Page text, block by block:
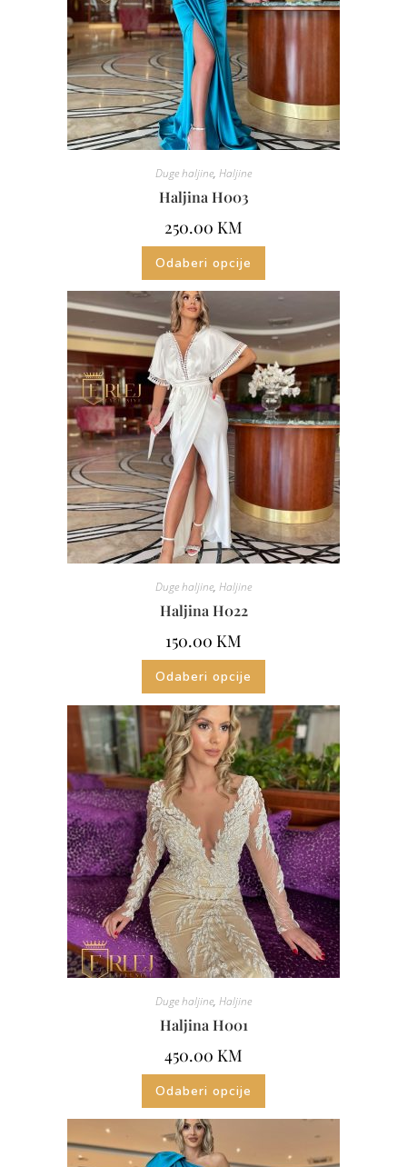
Duge haljine, Haljine
Haljina H003
250.00 KM
Odaberi opcije
Duge haljine, Haljine
Haljina H022
150.00 KM
Odaberi opcije
Duge haljine, Haljine
Haljina H001
450.00 KM
Odaberi opcije